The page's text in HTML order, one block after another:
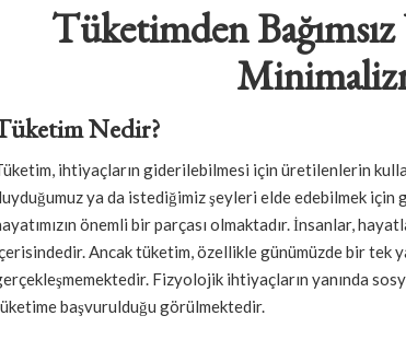
Tüketimden Bağımsız
Nedir?
ihtiyaçların giderilebilmesi için üretilenlerin
ya da istediğimiz şeyleri elde edebilmek için
önemli bir parçası olmaktadır. İnsanlar,
Ancak tüketim, özellikle günümüzde bir tek
Fizyolojik ihtiyaçların yanında
başvurulduğu görülmektedir.